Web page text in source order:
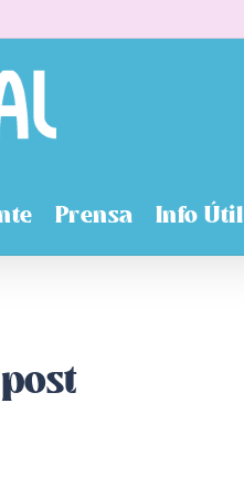
Prensa Info Útil